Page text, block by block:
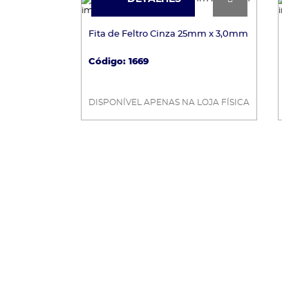
Fita de Feltro Cinza 25mm x 3,0mm
Código: 1669
DISPONÍVEL APENAS NA LOJA FÍSICA